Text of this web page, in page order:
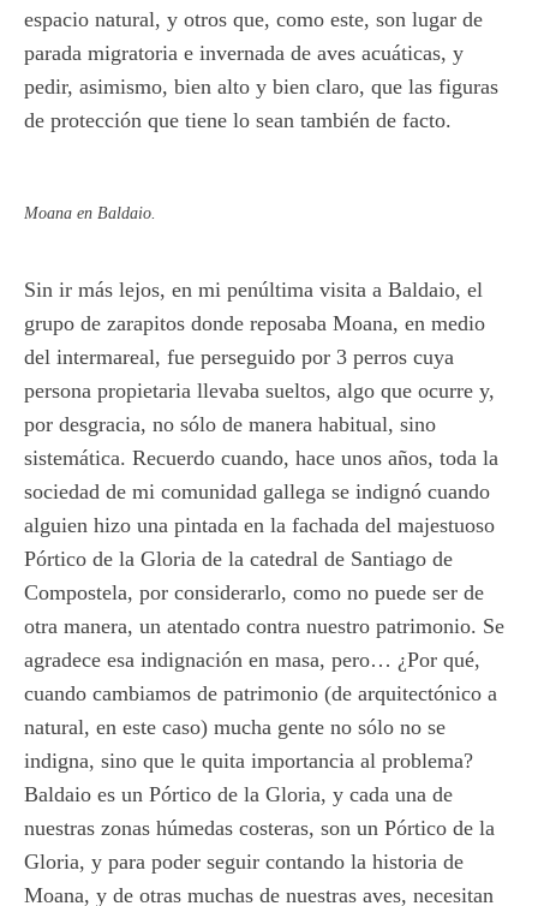
espacio natural, y otros que, como este, son lugar de
parada migratoria e invernada de aves acuáticas, y
pedir, asimismo, bien alto y bien claro, que las figuras
de protección que tiene lo sean también de facto.
Moana en Baldaio.
Sin ir más lejos, en mi penúltima visita a Baldaio, el
grupo de zarapitos donde reposaba Moana, en medio
del intermareal, fue perseguido por 3 perros cuya
persona propietaria llevaba sueltos, algo que ocurre y,
por desgracia, no sólo de manera habitual, sino
sistemática. Recuerdo cuando, hace unos años, toda la
sociedad de mi comunidad gallega se indignó cuando
alguien hizo una pintada en la fachada del majestuoso
Pórtico de la Gloria de la catedral de Santiago de
Compostela, por considerarlo, como no puede ser de
otra manera, un atentado contra nuestro patrimonio. Se
agradece esa indignación en masa, pero… ¿Por qué,
cuando cambiamos de patrimonio (de arquitectónico a
natural, en este caso) mucha gente no sólo no se
indigna, sino que le quita importancia al problema?
Baldaio es un Pórtico de la Gloria, y cada una de
nuestras zonas húmedas costeras, son un Pórtico de la
Gloria, y para poder seguir contando la historia de
Moana, y de otras muchas de nuestras aves, necesitan